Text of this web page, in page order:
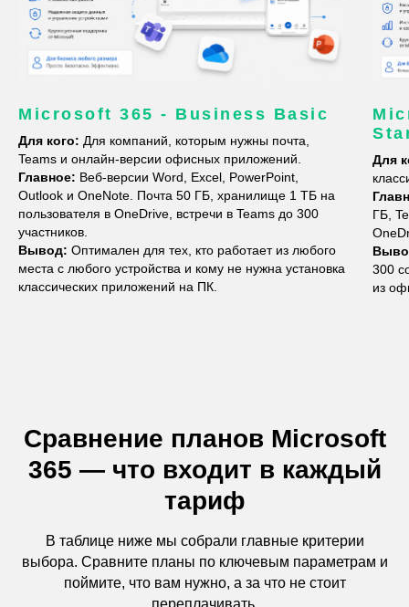
Microsoft 365 - Business Basic
Для кого: Для компаний, которым нужны почта,
Teams и онлайн-версии офисных приложений.
Главное: Веб-версии Word, Excel, PowerPoint,
Outlook и OneNote. Почта 50 ГБ, хранилище 1 ТБ на
пользователя в OneDrive, встречи в Teams до 300
участников.
Вывод: Оптимален для тех, кто работает из любого
места с любого устройства и кому не нужна установка
классических приложений на ПК.
Для
ГБ,
300
из
Сравнение планов Microsoft
365 — что входит в каждый
тариф
В таблице ниже мы собрали главные критерии
выбора. Сравните планы по ключевым параметрам и
поймите, что вам нужно, а за что не стоит
переплачивать.